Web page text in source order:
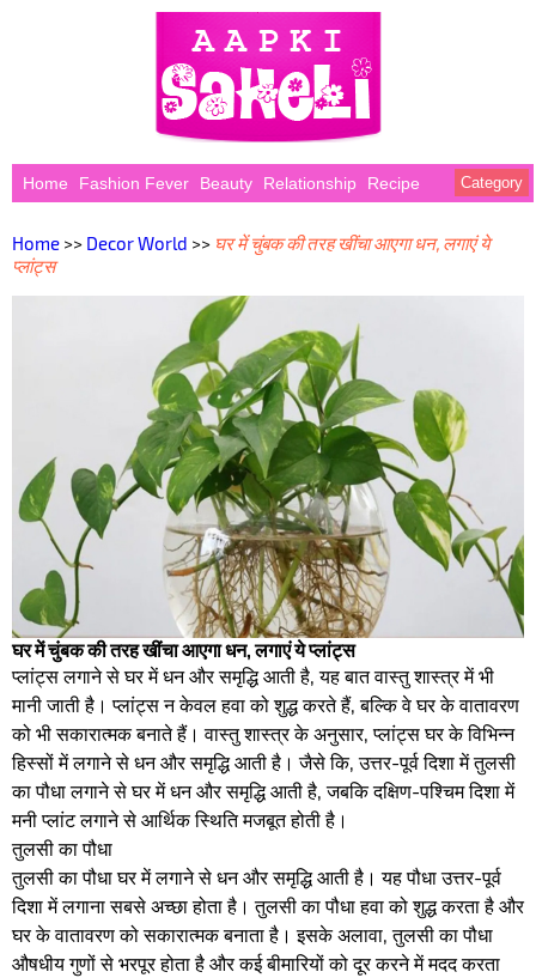
Home Fashion Fever Beauty Relationship Recipe Category
Home >> Decor World >> घर में चुंबक की तरह खींचा आएगा धन, लगाएं ये
प्लांट्स
घर में चुंबक की तरह खींचा आएगा धन, लगाएं ये प्लांट्स
प्लांट्स लगाने से घर में धन और समृद्धि आती है, यह बात वास्तु शास्त्र में भी
मानी जाती है। प्लांट्स न केवल हवा को शुद्ध करते हैं, बल्कि वे घर के वातावरण
को भी सकारात्मक बनाते हैं। वास्तु शास्त्र के अनुसार, प्लांट्स घर के विभिन्न
हिस्सों में लगाने से धन और समृद्धि आती है। जैसे कि, उत्तर-पूर्व दिशा में तुलसी
का पौधा लगाने से घर में धन और समृद्धि आती है, जबकि दक्षिण-पश्चिम दिशा में
मनी प्लांट लगाने से आर्थिक स्थिति मजबूत होती है।
तुलसी का पौधा
तुलसी का पौधा घर में लगाने से धन और समृद्धि आती है। यह पौधा उत्तर-पूर्व
दिशा में लगाना सबसे अच्छा होता है। तुलसी का पौधा हवा को शुद्ध करता है और
घर के वातावरण को सकारात्मक बनाता है। इसके अलावा, तुलसी का पौधा
औषधीय गुणों से भरपूर होता है और कई बीमारियों को दूर करने में मदद करता